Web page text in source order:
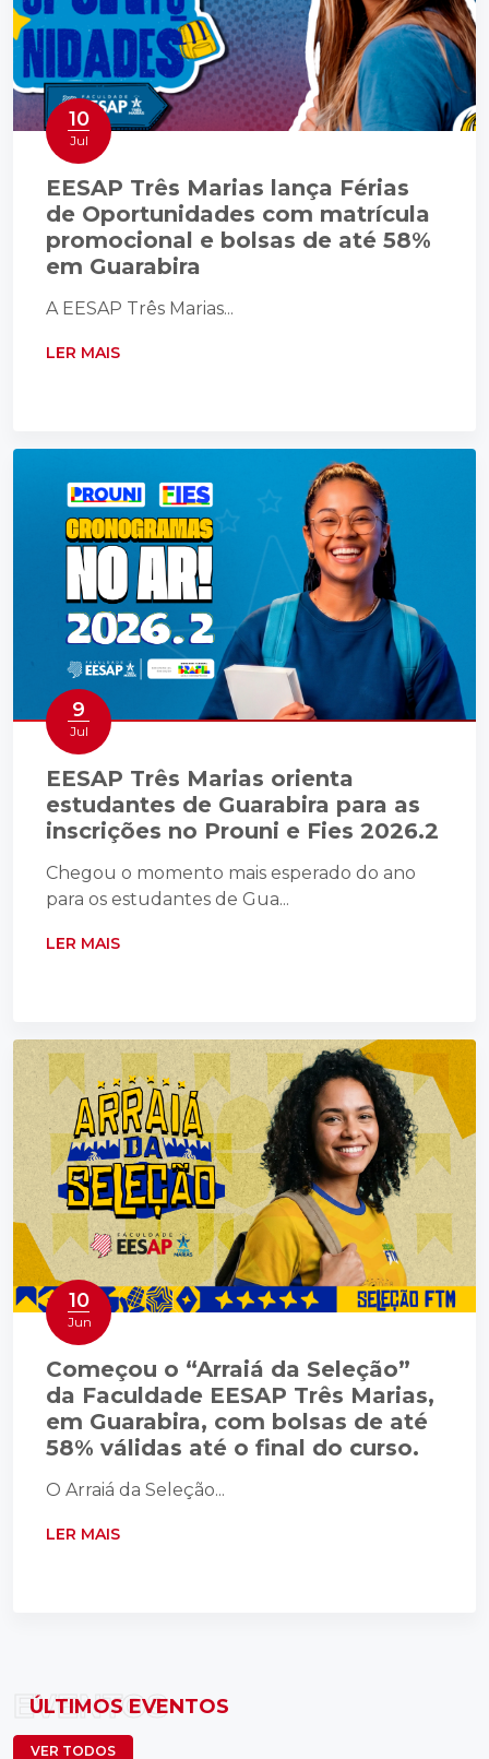
10
Jul
EESAP Três Marias lança Férias
de Oportunidades com matrícula
promocional e bolsas de até 58%
em Guarabira
A EESAP Três Marias...
LER MAIS
9
Jul
EESAP Três Marias orienta
estudantes de Guarabira para as
inscrições no Prouni e Fies 2026.2
Chegou o momento mais esperado do ano
para os estudantes de Gua...
LER MAIS
10
Jun
Começou o “Arraiá da Seleção”
da Faculdade EESAP Três Marias,
em Guarabira, com bolsas de até
58% válidas até o final do curso.
O Arraiá da Seleção...
LER MAIS
ÚLTIMOS EVENTOS
EVENTOS
VER TODOS